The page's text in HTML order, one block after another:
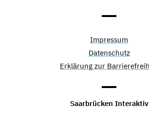
Impressum
Datenschutz
Erklärung zur
Saarbrücken Interaktiv